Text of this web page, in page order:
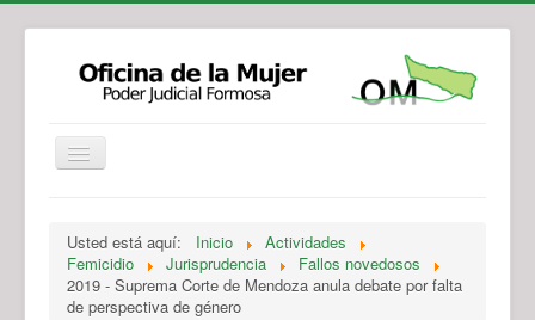
Legislación
Novedades
Recursos y Servicios de Atención
Contacto
Usted está aquí: Inicio
Actividades
Femicidio
Jurisprudencia
Fallos novedosos
2019 - Suprema Corte de Mendoza anula debate por falta
de perspectiva de género